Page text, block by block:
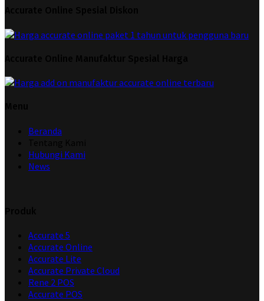
Beranda
Hubungi Kami
News
Accurate 5
Accurate Online
Accurate Lite
Accurate Private Cloud
Rene 2 POS
Accurate POS